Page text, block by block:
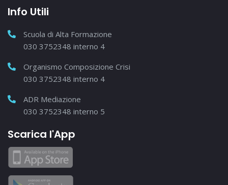
Info Utili
Scuola di Alta Formazione
030 3752348 interno 4
Organismo Composizione Crisi
030 3752348 interno 4
ADR Mediazione
030 3752348 interno 5
Scarica l'App